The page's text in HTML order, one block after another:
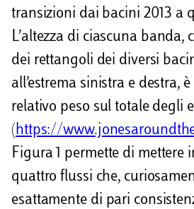
transizioni dai bacini 2013 a
L’altezza di ciascuna banda,
dei rettangoli dei diversi
all’estrema sinistra e destra,
relativo peso sul totale degli
(https://
Figura 1 permette di mettere
quattro flussi che,
esattamente di pari